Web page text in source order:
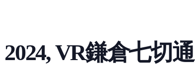
2024, VR鎌倉七切